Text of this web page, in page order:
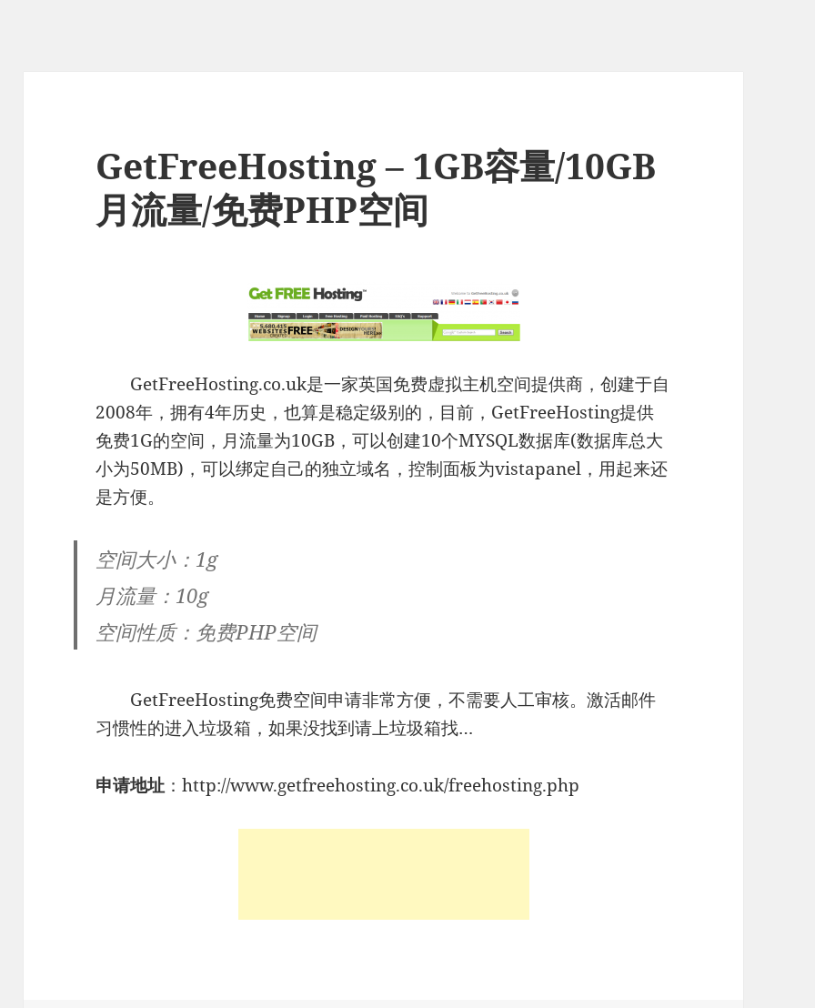
GetFreeHosting – 1GB容量/10GB
月流量/免费PHP空间
GetFreeHosting.co.uk是一家英国免费虚拟主机空间提供商，创建于自
2008年，拥有4年历史，也算是稳定级别的，目前，GetFreeHosting提供
免费1G的空间，月流量为10GB，可以创建10个MYSQL数据库(数据库总大
小为50MB)，可以绑定自己的独立域名，控制面板为vistapanel，用起来还
是方便。
空间大小：1g
月流量：10g
空间性质：免费PHP空间
GetFreeHosting免费空间申请非常方便，不需要人工审核。激活邮件
习惯性的进入垃圾箱，如果没找到请上垃圾箱找…
申请地址 ：http://www.getfreehosting.co.uk/freehosting.php